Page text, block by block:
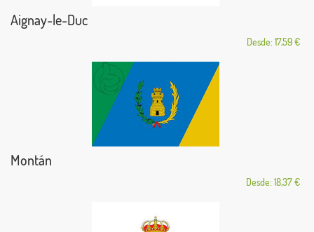
Aignay-le-Duc
Desde: 17,59 €
Montán
Desde: 18,37 €